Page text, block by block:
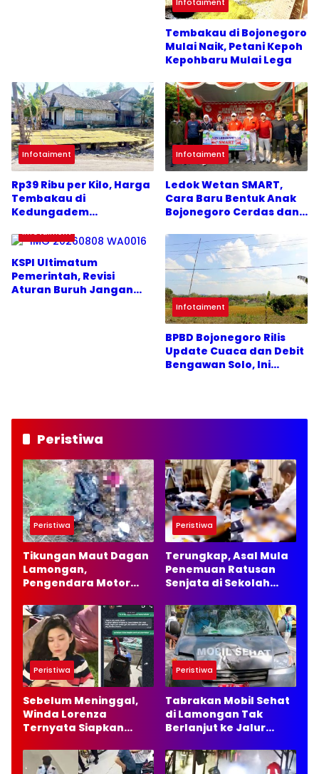
Tembakau di Bojonegoro
Mulai Naik, Petani Kepoh
Kepohbaru Mulai Lega
Infotaiment
Rp39 Ribu per Kilo, Harga
Tembakau di
Kedungadem
Menggembirakan
Infotaiment
Ledok Wetan SMART,
Cara Baru Bentuk Anak
Bojonegoro Cerdas dan
Infotaiment
KSPI Ultimatum
Pemerintah, Revisi
Aturan Buruh Jangan
Infotaiment
BPBD Bojonegoro Rilis
Update Cuaca dan Debit
Bengawan Solo, Ini
Peristiwa
Peristiwa
Tikungan Maut Dagan
Lamongan,
Pengendara Motor
Peristiwa
Terungkap, Asal Mula
Penemuan Ratusan
Senjata di Sekolah
Selatan
Peristiwa
Sebelum Meninggal,
Winda Lorenza
Ternyata Siapkan
Ingin Bangun Usaha
Peristiwa
Tabrakan Mobil Sehat
di Lamongan Tak
Berlanjut ke Jalur